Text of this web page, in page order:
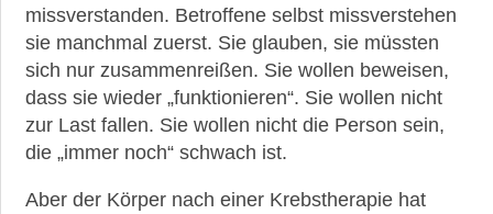
missverstanden. Betroffene selbst missverstehen
sie manchmal zuerst. Sie glauben, sie müssten
sich nur zusammenreißen. Sie wollen beweisen,
dass sie wieder „funktionieren“. Sie wollen nicht
zur Last fallen. Sie wollen nicht die Person sein,
die „immer noch“ schwach ist.
Aber der Körper nach einer Krebstherapie hat